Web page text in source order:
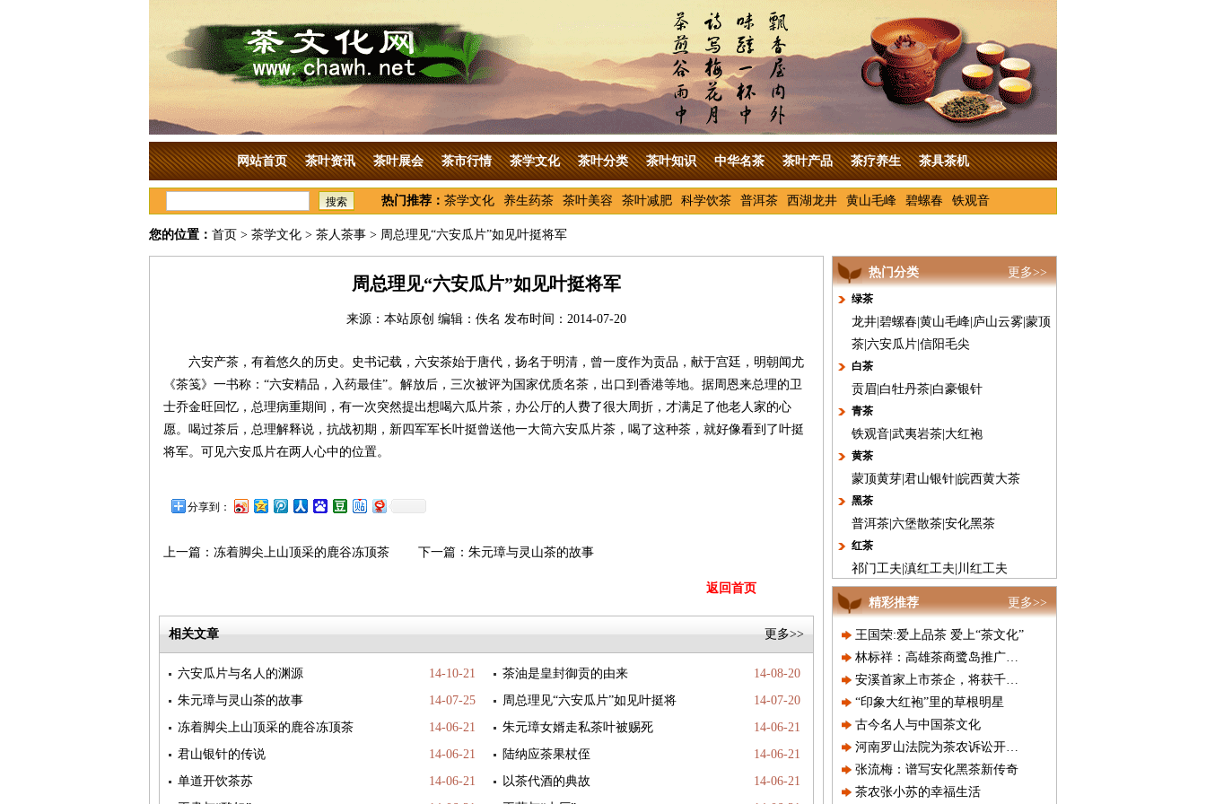
网站首页 茶叶资讯 茶叶展会 茶市行情 茶学文化 茶叶分类 茶叶知识 中华名茶 茶叶产品 茶疗养生 茶具茶机
搜索 热门推荐： 茶学文化 养生药茶 茶叶美容 茶叶减肥 科学饮茶 普洱茶 西湖龙井 黄山毛峰 碧螺春 铁观音
您的位置： 首页 > 茶学文化 > 茶人茶事 > 周总理见“六安瓜片”如见叶挺将军
周总理见“六安瓜片”如见叶挺将军
来源：本站原创 编辑：佚名 发布时间：2014-07-20
六安产茶，有着悠久的历史。史书记载，六安茶始于唐代，扬名于明清，曾一度作为贡品，献于宫廷，明朝闻尤
《茶笺》一书称：“六安精品，入药最佳”。解放后，三次被评为国家优质名茶，出口到香港等地。据周恩来总理的卫
士乔金旺回忆，总理病重期间，有一次突然提出想喝六瓜片茶，办公厅的人费了很大周折，才满足了他老人家的心
愿。喝过茶后，总理解释说，抗战初期，新四军军长叶挺曾送他一大筒六安瓜片茶，喝了这种茶，就好像看到了叶挺
将军。可见六安瓜片在两人心中的位置。
分享到：
上一篇： 冻着脚尖上山顶采的鹿谷冻顶茶 下一篇： 朱元璋与灵山茶的故事
返回首页
更多>>
相关文章
14-10-21
六安瓜片与名人的渊源 14-08-20
茶油是皇封御贡的由来
14-07-25
朱元璋与灵山茶的故事 14-07-20
周总理见“六安瓜片”如见叶挺将
14-06-21
冻着脚尖上山顶采的鹿谷冻顶茶 14-06-21
朱元璋女婿走私茶叶被赐死
14-06-21
君山银针的传说 14-06-21
陆纳应茶果杖侄
14-06-21
单道开饮茶苏 14-06-21
以茶代酒的典故
更多>>
热门分类
绿茶
龙井 碧螺春 黄山毛峰 庐山云雾 蒙顶
茶 六安瓜片 信阳毛尖
白茶
贡眉 白牡丹茶 白豪银针
青茶
铁观音 武夷岩茶 大红袍
黄茶
蒙顶黄芽 君山银针 皖西黄大茶
黑茶
普洱茶 六堡散茶 安化黑茶
红茶
祁门工夫 滇红工夫 川红工夫
更多>>
精彩推荐
王国荣:爱上品茶 爱上“茶文化”
林标祥：高雄茶商鹭岛推广冷泡茶
安溪首家上市茶企，将获千万元补
“印象大红袍”里的草根明星
古今名人与中国茶文化
河南罗山法院为茶农诉讼开辟绿色
张流梅：谱写安化黑茶新传奇
茶农张小苏的幸福生活